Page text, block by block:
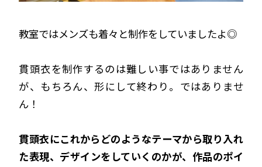
教室ではメンズも着々と制作をしていましたよ◎
貫頭衣を制作するのは難しい事ではありません
が、もちろん、形にして終わり。ではありませ
ん！
貫頭衣にこれからどのようなテーマから取り入れ
た表現、デザインをしていくのかが、作品のポイ